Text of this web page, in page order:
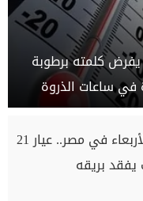
كلمته برطوبة
في ساعات الذروة
أسعار الذهب اليوم الأربعاء في مصر.. عيار 21
يفقد بريقه